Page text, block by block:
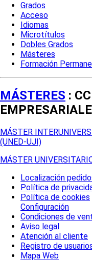
Grados
Acceso
Idiomas
Microtítulos
Dobles Grados
Másteres
Formación
MÁSTERES :
MÁSTER
(UNED-UJI)
MÁSTER
Localización
Política de
Política de cookies
Configuración
Condiciones de
Aviso legal
Atención al cliente
Registro de
Mapa Web